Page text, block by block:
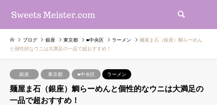
ブログ 銀座 東京都 ■中央区 ラーメン
麺屋ま石（銀座）鯛らーめん
と個性的なウニは大満足の一品で超おすすめ！
銀座 東京都 ■中央区 ラーメン
麺屋ま石（銀座）鯛らーめんと個性的なウニは大満足の
一品で超おすすめ！